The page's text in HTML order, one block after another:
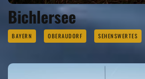
Bichlersee
BAYERN OBERAUDORF SEHENSWERTES